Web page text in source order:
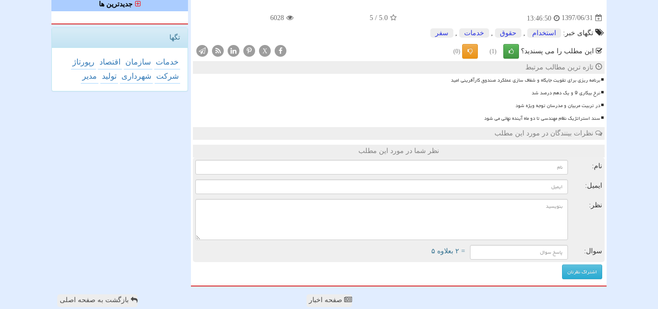
1397/06/31
13:46:50
5.0
/
5
6028
تگهای خبر: استخدام حقوق خدمات سفر
این مطلب را می پسندید؟ (1)
(0)
X
تازه ترین مطالب مرتبط
برنامه ریزی برای تقویت جایگاه و شفاف سازی عملکرد صندوق کارآفرینی امید
نرخ بیکاری 9 و یک دهم درصد شد
در تربیت مربیان و مدرسان توجه ویژه شود
سند استراتژیک نظام مهندسی تا دو ماه آینده نهائی می شود
نظرات بینندگان در مورد این مطلب
نظر شما در مورد این مطلب
نام:
ایمیل:
نظر:
سوال: = ۲ بعلاوه ۵
جدیدترین ها
تگها
خدمات سازمان اقتصاد
رپورتاژ
شركت
شهرداری تولید مدیر
صفحه اخبار بازگشت به صفحه اصلی